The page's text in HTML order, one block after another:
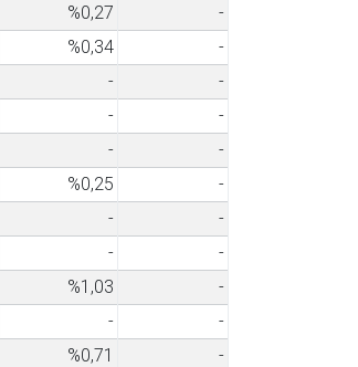
%0,27
-
%0,34
-
-
-
-
-
-
-
%0,25
-
-
-
-
-
%1,03
-
-
-
%0,71
-